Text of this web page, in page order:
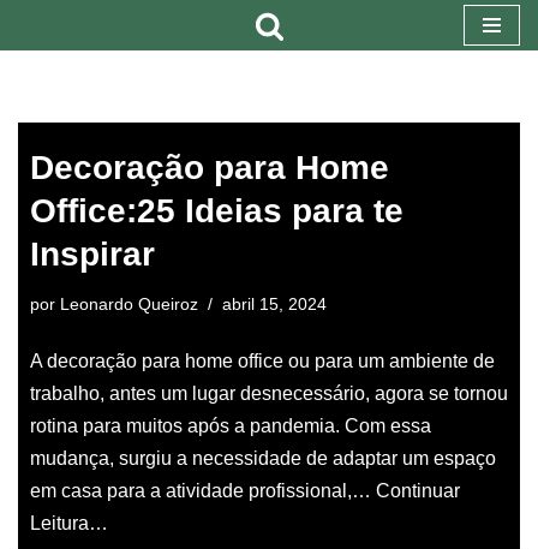
conteúdo
Decoração para Home
Office:25 Ideias para te
Inspirar
por Leonardo Queiroz abril 15, 2024
A decoração para home office ou para um ambiente de
trabalho, antes um lugar desnecessário, agora se tornou
rotina para muitos após a pandemia. Com essa
mudança, surgiu a necessidade de adaptar um espaço
em casa para a atividade profissional,… Continuar
Leitura…